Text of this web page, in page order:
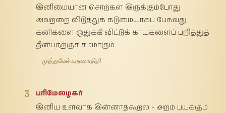
இனிமையான சொற்கள் இருக்கும்போது
அவற்றை விடுத்துக் கடுமையாகப் பேசுவது
கனிகளை ஒதுக்கி விட்டுக் காய்களைப் பறித்துத்
தின்பதற்குச் சமமாகும்.
— முத்துவேல் கருணாநிதி
3
பரிமேலழகர்
இனிய உளவாக இன்னாதகூறல் - அறம் பயக்கும்